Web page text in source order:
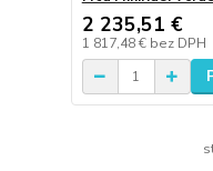
2 235,51 €
1 817,48 € bez DPH